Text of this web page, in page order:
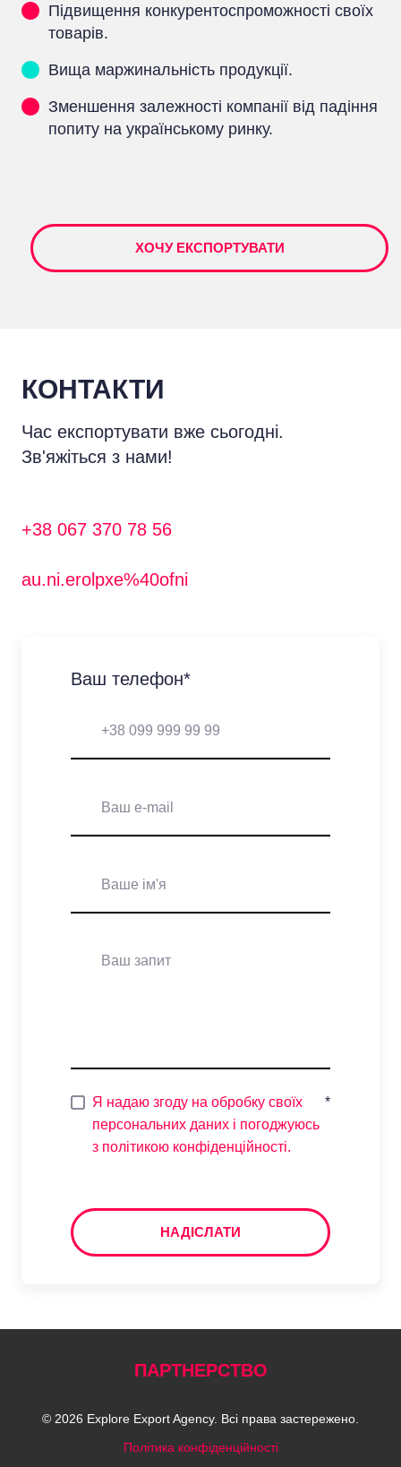
Підвищення конкурентоспроможності своїх
товарів.
Вища маржинальність продукції.
Зменшення залежності компанії від падіння
попиту на українському ринку.
ХОЧУ ЕКСПОРТУВАТИ
КОНТАКТИ
Час експортувати вже сьогодні.
Зв'яжіться з нами!
+38 067 370 78 56
au.ni.erolpxe%40ofni
Ваш телефон*
Я надаю згоду на обробку своїх
персональних даних і погоджуюсь
з політикою конфіденційності.
*
НАДІСЛАТИ
ПАРТНЕРСТВО
© 2026 Explore Export Agency. Всі права застережено.
Політика конфіденційності